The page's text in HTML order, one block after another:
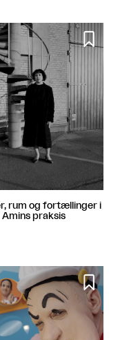

rum og fortællinger i
Amins praksis
